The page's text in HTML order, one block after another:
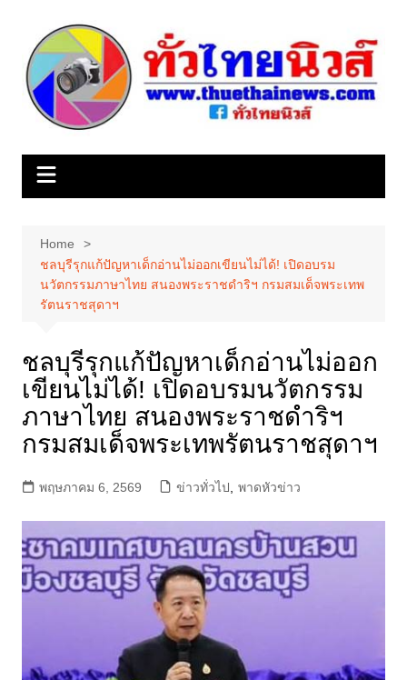
content
Home
ชลบุรีรุกแก้ปัญหาเด็กอ่านไม่ออกเขียนไม่ได้! เปิดอบรม
นวัตกรรมภาษาไทย สนองพระราชดำริฯ กรมสมเด็จพระเทพ
รัตนราชสุดาฯ
ชลบุรีรุกแก้ปัญหาเด็กอ่านไม่ออก
เขียนไม่ได้! เปิดอบรมนวัตกรรม
ภาษาไทย สนองพระราชดำริฯ
กรมสมเด็จพระเทพรัตนราชสุดาฯ
พฤษภาคม 6, 2569 ข่าวทั่วไป พาดหัวข่าว